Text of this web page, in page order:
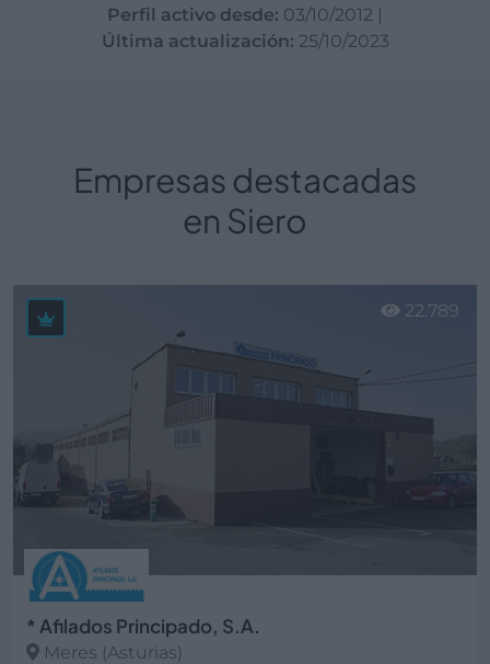
Perfil activo desde: 03/10/2012 |
Última actualización: 25/10/2023
Empresas destacadas
en Siero
* Afilados Principado, S.A.
Meres (Asturias)
22.789